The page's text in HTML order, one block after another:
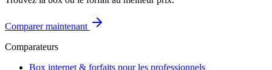
Comparer maintenant
Comparateurs
Box internet & forfaits pour les professionnels